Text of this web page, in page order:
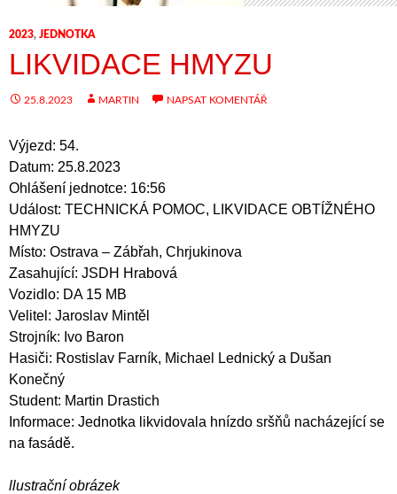
2023, JEDNOTKA
LIKVIDACE HMYZU
25.8.2023 MARTIN NAPSAT KOMENTÁŘ
Výjezd: 54.
Datum: 25.8.2023
Ohlášení jednotce: 16:56
Událost: TECHNICKÁ POMOC, LIKVIDACE OBTÍŽNÉHO
HMYZU
Místo: Ostrava – Zábřah, Chrjukinova
Zasahující: JSDH Hrabová
Vozidlo: DA 15 MB
Velitel: Jaroslav Mintěl
Strojník: Ivo Baron
Hasiči: Rostislav Farník, Michael Lednický a Dušan
Konečný
Student: Martin Drastich
Informace: Jednotka likvidovala hnízdo sršňů nacházející se
na fasádě.
llustrační obrázek